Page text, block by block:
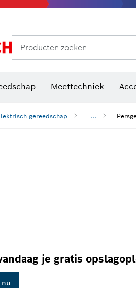
Producten zoeken
Meettechniek
gereedschap ...
je gratis